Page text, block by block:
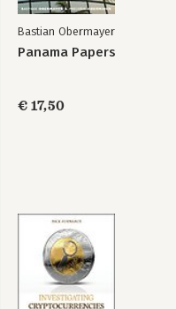
Dankwoord 387
Noten 389
Bastian Obermayer
Panama Papers
€ 17,50